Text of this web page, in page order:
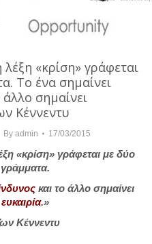
λέξη «κρίση» γράφεται
Το ένα σημαίνει
άλλο σημαίνει
Κέννεντυ
By admin 17/03/2015
«κρίση» γράφεται με δύο
γράμματα.
και το άλλο σημαίνει
ευκαιρία.»
Κέννεντυ